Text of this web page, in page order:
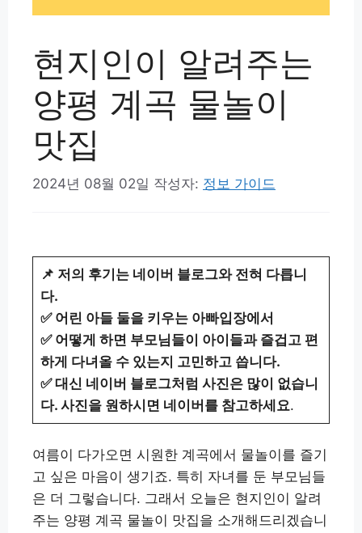
현지인이 알려주는
양평 계곡 물놀이
맛집
2024년 08월 02일 작성자: 정보 가이드
📌 저의 후기는 네이버 블로그와 전혀 다릅니
다.
✅ 어린 아들 둘을 키우는 아빠입장에서
✅ 어떻게 하면 부모님들이 아이들과 즐겁고 편
하게 다녀올 수 있는지 고민하고 씁니다.
✅ 대신 네이버 블로그처럼 사진은 많이 없습니
다. 사진을 원하시면 네이버를 참고하세요.
여름이 다가오면 시원한 계곡에서 물놀이를 즐기
고 싶은 마음이 생기죠. 특히 자녀를 둔 부모님들
은 더 그렇습니다. 그래서 오늘은 현지인이 알려
주는 양평 계곡 물놀이 맛집을 소개해드리겠습니